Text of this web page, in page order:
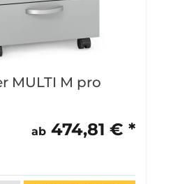
MULTI M pro
ab 474,81 € *